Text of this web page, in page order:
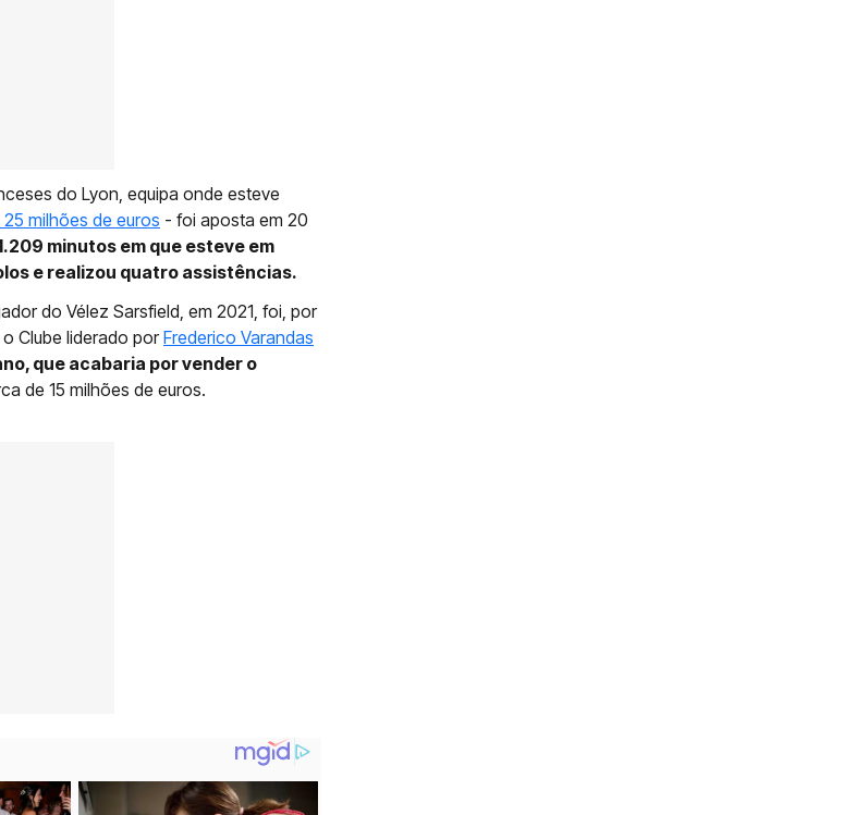
do Lyon, equipa onde esteve
milhões de euros - foi aposta em 20
minutos em que esteve em
e realizou quatro assistências.
do Vélez Sarsfield, em 2021, foi, por
Clube liderado porFrederico Varandas
que acabaria por vender o
de 15 milhões de euros.